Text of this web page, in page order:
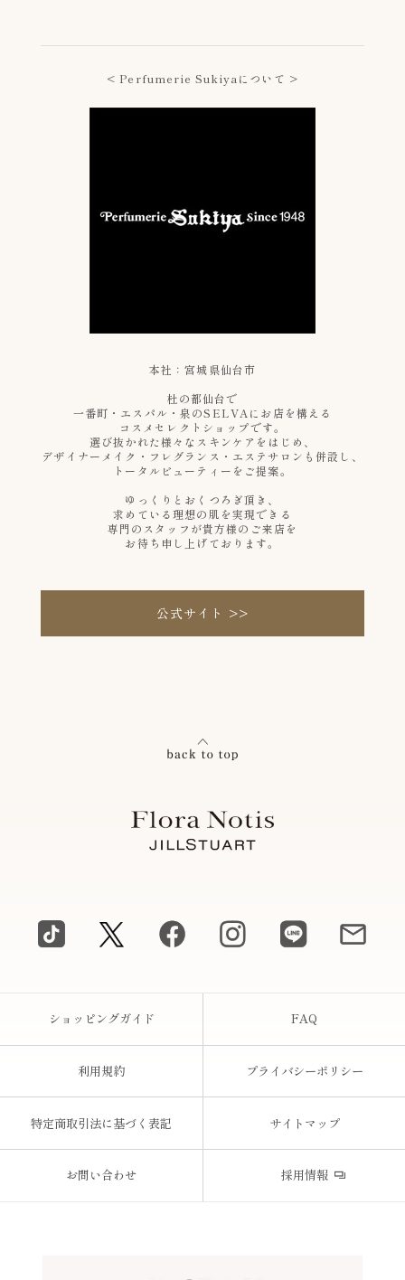
< Perfumerie Sukiyaについて >
本社：宮城県仙台市
杜の都仙台で
一番町・エスパル・泉のSELVAにお店を構える
コスメセレクトショップです。
選び抜かれた様々なスキンケアをはじめ、
デザイナーメイク・フレグランス・エステサロンも併設し、
トータルビューティーをご提案。
ゆっくりとおくつろぎ頂き、
求めている理想の肌を実現できる
専門のスタッフが貴方様のご来店を
お待ち申し上げております。
公式サイト >>
ショッピングガイド FAQ
利用規約 プライバシーポリシー
特定商取引法に基づく表記 サイトマップ
お問い合わせ 採用情報